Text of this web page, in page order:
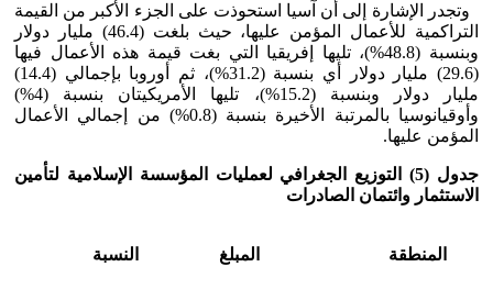
وتجدر الإشارة إلى أن آسيا استحوذت على الجزء الأكبر من القيمة
التراكمية للأعمال المؤمن عليها، حيث بلغت (46.4) مليار دولار
وبنسبة (48.8%)، تليها إفريقيا التي بغت قيمة هذه الأعمال فيها
(29.6) مليار دولار أي بنسبة (31.2%)، ثم أوروبا بإجمالي (14.4)
مليار دولار وبنسبة (15.2%)، تليها الأمريكيتان بنسبة (4%)
وأوقيانوسيا بالمرتبة الأخيرة بنسبة (0.8%) من إجمالي الأعمال
المؤمن عليها.
جدول (5) التوزيع الجغرافي لعمليات المؤسسة الإسلامية لتأمين
الاستثمار وائتمان الصادرات
المنطقة المبلغ النسبة